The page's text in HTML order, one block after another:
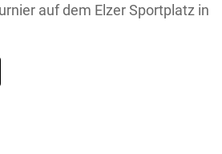
auf dem Elzer Sportplatz in